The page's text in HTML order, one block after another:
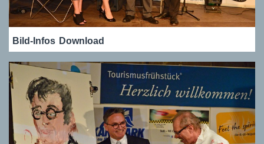
Bild-Infos Download